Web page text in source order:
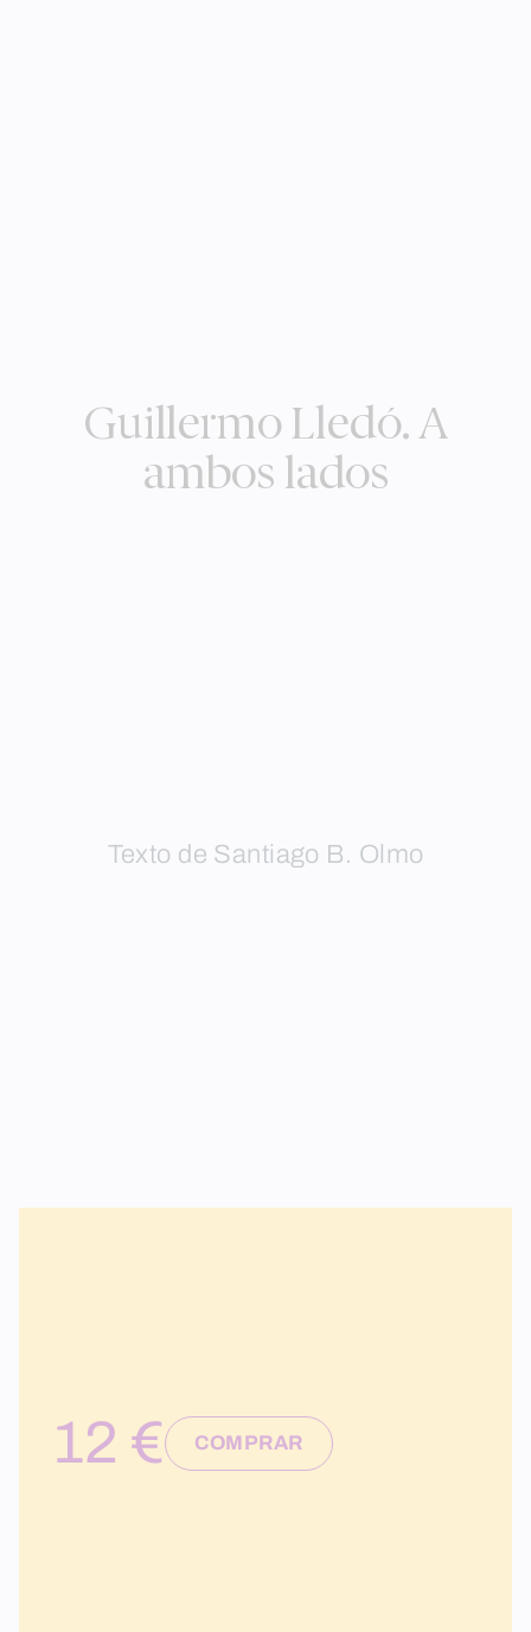
Guillermo Lledó. A
ambos lados
Texto de Santiago B. Olmo
12 € COMPRAR